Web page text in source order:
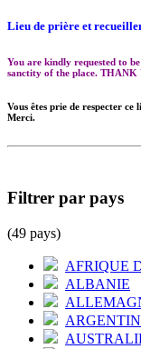
Lieu de prière et
You are kindly requested to
sanctity of the place. THANK
Vous êtes prie de respecter
Merci.
Filtrer par pays
(49 pays)
AFRIQUE
ALBANIE